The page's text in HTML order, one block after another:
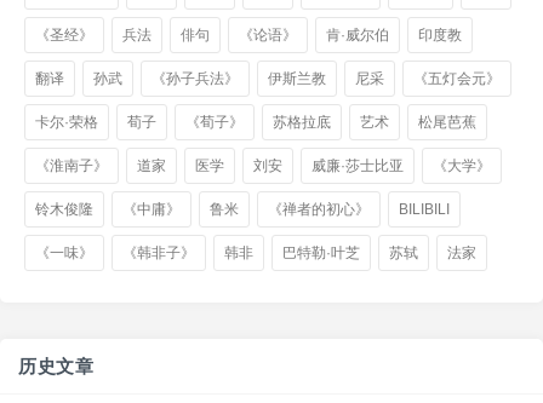
《圣经》 兵法 俳句 《论语》 肯·威尔伯 印度教
翻译 孙武 《孙子兵法》 伊斯兰教 尼采 《五灯会元》
卡尔·荣格 荀子 《荀子》 苏格拉底 艺术 松尾芭蕉
《淮南子》 道家 医学 刘安 威廉·莎士比亚 《大学》
铃木俊隆 《中庸》 鲁米 《禅者的初心》 BILIBILI
《一味》 《韩非子》 韩非 巴特勒·叶芝 苏轼 法家
历史文章